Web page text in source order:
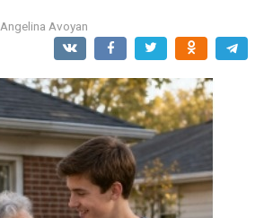
Angelina Avoyan